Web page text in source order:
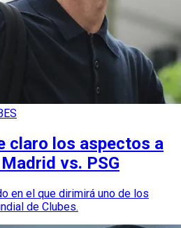
claro los aspectos a
vs. PSG
en el que dirimirá uno de los
de Clubes.